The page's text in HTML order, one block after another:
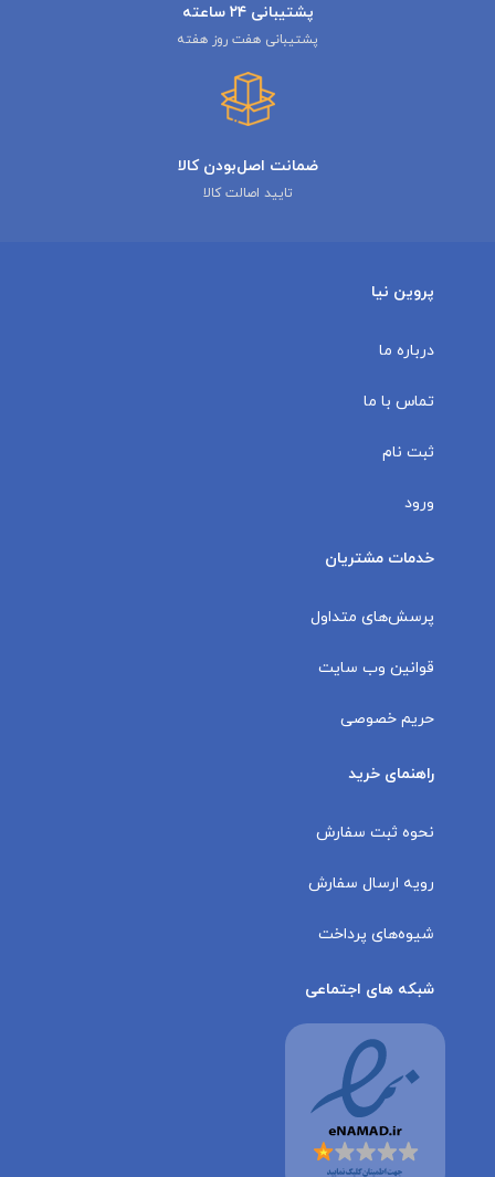
پشتیبانی ۲۴ ساعته
پشتیبانی هفت روز هفته
ضمانت اصل‌بودن کالا
تایید اصالت کالا
پروین نیا
درباره ما
تماس با ما
ثبت نام
ورود
خدمات مشتریان
پرسش‌های متداول
قوانین وب سایت
حریم خصوصی
راهنمای خرید
نحوه ثبت سفارش
رویه ارسال سفارش
شیوه‌های پرداخت
شبکه های اجتماعی